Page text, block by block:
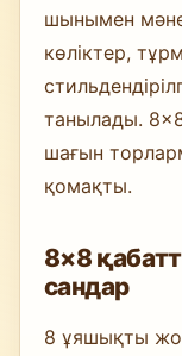
шынымен
көліктер,
танылады.
шағын
қомақты.
8×8
сандар
8 ұяшықты